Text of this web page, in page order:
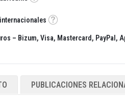
Tooltip
Tooltip
– Bizum, Visa, Mastercard, PayPal,
PUBLICACIONES